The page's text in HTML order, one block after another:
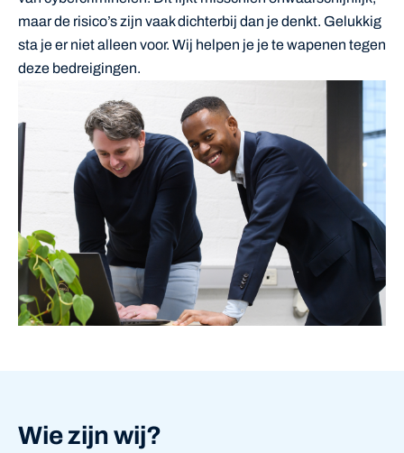
maar de risico’s zijn vaak dichterbij dan je denkt. Gelukkig
sta je er niet alleen voor. Wij helpen je je te wapenen tegen
deze bedreigingen.
Wie zijn wij?